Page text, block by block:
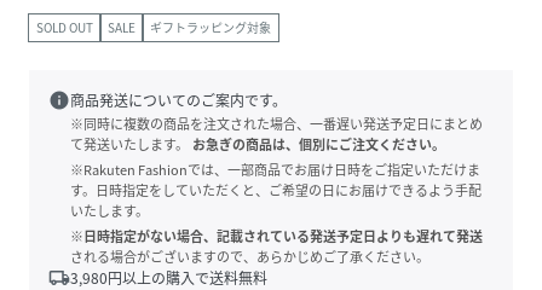
SOLD OUT SALE ギフトラッピング対象
info商品発送についてのご案内です。
※同時に複数の商品を注文された場合、一番遅い発送予定日にまとめ
て発送いたします。
お急ぎの商品は、個別にご注文ください。
※Rakuten Fashionでは、一部商品でお届け日時をご指定いただけま
す。日時指定をしていただくと、ご希望の日にお届けできるよう手配
いたします。
※日時指定がない場合、記載されている発送予定日よりも遅れて発送
される場合がございますので、あらかじめご了承ください。
local_shipping3,980円以上の購入で送料無料